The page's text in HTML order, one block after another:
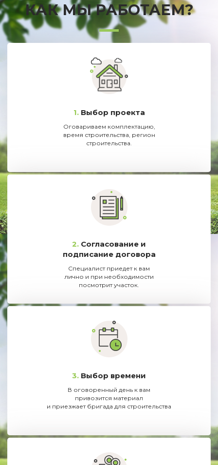
КАК МЫ РАБОТАЕМ?
1. Выбор проекта
Оговариваем комплектацию,
время строительства, регион
строительства.
2. Согласование и
подписание договора
Специалист приедет к вам
лично и при необходимости
посмотрит участок.
3. Выбор времени
В оговоренный день к вам
привозится материал
и приезжает бригада для строительства